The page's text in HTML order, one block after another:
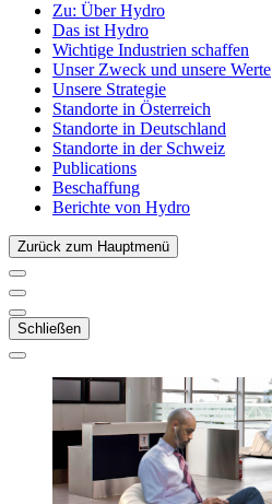
Zu: Über Hydro
Das ist Hydro
Wichtige Industrien schaffen
Unser Zweck und unsere Werte
Unsere Strategie
Standorte in Österreich
Standorte in Deutschland
Standorte in der Schweiz
Publications
Beschaffung
Berichte von Hydro
Zurück zum Hauptmenü
Schließen